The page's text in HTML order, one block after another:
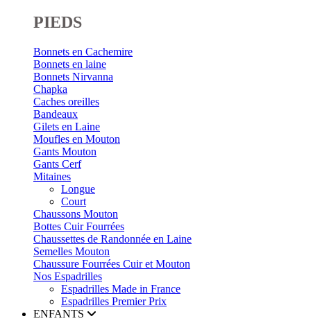
PIEDS
Bonnets en Cachemire
Bonnets en laine
Bonnets Nirvanna
Chapka
Caches oreilles
Bandeaux
Gilets en Laine
Moufles en Mouton
Gants Mouton
Gants Cerf
Mitaines
Longue
Court
Chaussons Mouton
Bottes Cuir Fourrées
Chaussettes de Randonnée en Laine
Semelles Mouton
Chaussure Fourrées Cuir et Mouton
Nos Espadrilles
Espadrilles Made in France
Espadrilles Premier Prix
ENFANTS